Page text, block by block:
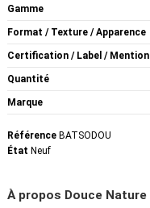
Gamme
Format / Texture / Apparence
Certification / Label / Mention
Quantité
Marque
Référence BATSODOU
État Neuf
À propos Douce Nature